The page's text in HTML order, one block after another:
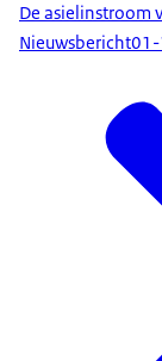
De asielinstroom
Nieuwsbericht